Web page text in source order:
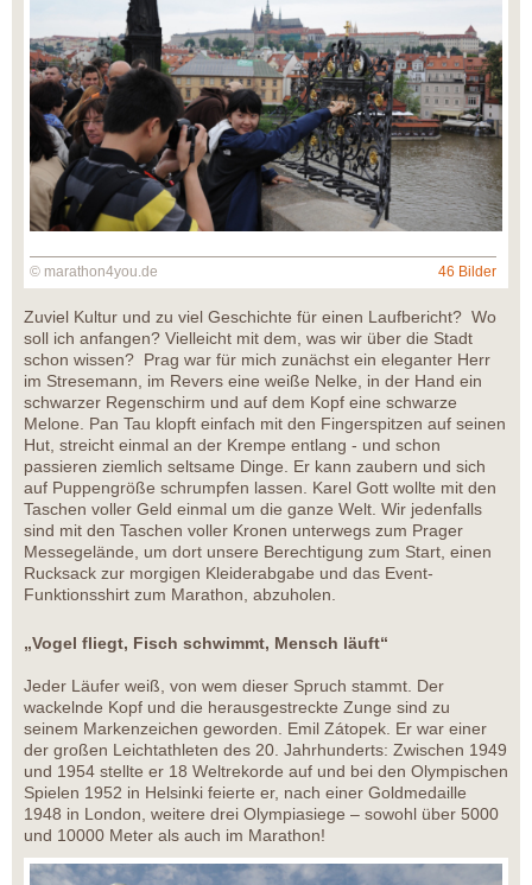
© marathon4you.de 46 Bilder
Zuviel Kultur und zu viel Geschichte für einen Laufbericht? Wo
soll ich anfangen? Vielleicht mit dem, was wir über die Stadt
schon wissen? Prag war für mich zunächst ein eleganter Herr
im Stresemann, im Revers eine weiße Nelke, in der Hand ein
schwarzer Regenschirm und auf dem Kopf eine schwarze
Melone. Pan Tau klopft einfach mit den Fingerspitzen auf seinen
Hut, streicht einmal an der Krempe entlang - und schon
passieren ziemlich seltsame Dinge. Er kann zaubern und sich
auf Puppengröße schrumpfen lassen. Karel Gott wollte mit den
Taschen voller Geld einmal um die ganze Welt. Wir jedenfalls
sind mit den Taschen voller Kronen unterwegs zum Prager
Messegelände, um dort unsere Berechtigung zum Start, einen
Rucksack zur morgigen Kleiderabgabe und das Event-
Funktionsshirt zum Marathon, abzuholen.
„Vogel fliegt, Fisch schwimmt, Mensch läuft“
Jeder Läufer weiß, von wem dieser Spruch stammt. Der
wackelnde Kopf und die herausgestreckte Zunge sind zu
seinem Markenzeichen geworden. Emil Zátopek. Er war einer
der großen Leichtathleten des 20. Jahrhunderts: Zwischen 1949
und 1954 stellte er 18 Weltrekorde auf und bei den Olympischen
Spielen 1952 in Helsinki feierte er, nach einer Goldmedaille
1948 in London, weitere drei Olympiasiege – sowohl über 5000
und 10000 Meter als auch im Marathon!